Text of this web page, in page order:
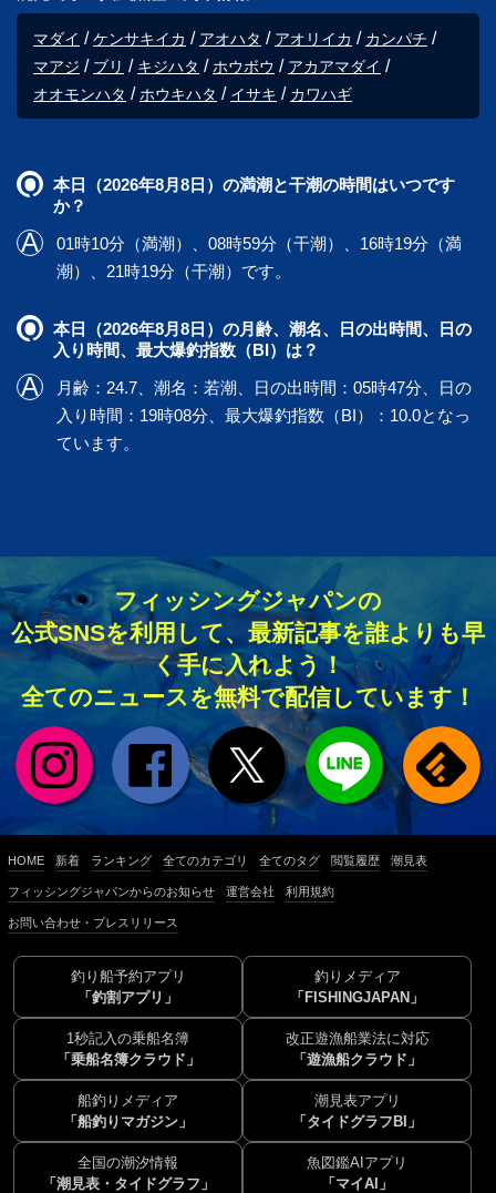
マダイ ケンサキイカ アオハタ アオリイカ
カンパチ
マアジ
ブリ キジハタ ホウボウ
アカアマダイ
オオモンハタ
ホウキハタ イサキ カワハギ
本日（2026年8月8日）の満潮と干潮の時間はいつです
か？
01時10分（満潮）、08時59分（干潮）、16時19分（満
潮）、21時19分（干潮）です。
本日（2026年8月8日）の月齢、潮名、日の出時間、日の
入り時間、最大爆釣指数（BI）は？
月齢：24.7、潮名：若潮、日の出時間：05時47分、日の
入り時間：19時08分、最大爆釣指数（BI）：10.0となっ
ています。
フィッシングジャパンの
公式SNSを利用して、最新記事を誰よりも早
く手に入れよう！
全てのニュースを無料で配信しています！
HOME 新着 ランキング 全てのカテゴリ 全てのタグ 閲覧履歴 潮見表
フィッシングジャパンからのお知らせ 運営会社 利用規約
お問い合わせ・プレスリリース
釣り船予約アプリ
「釣割アプリ」
釣りメディア
「FISHINGJAPAN」
1秒記入の乗船名簿
「乗船名簿クラウド」
改正遊漁船業法に対応
「遊漁船クラウド」
船釣りメディア
「船釣りマガジン」
潮見表アプリ
「タイドグラフBI」
全国の潮汐情報
「潮見表・タイドグラフ」
魚図鑑AIアプリ
「マイAI」